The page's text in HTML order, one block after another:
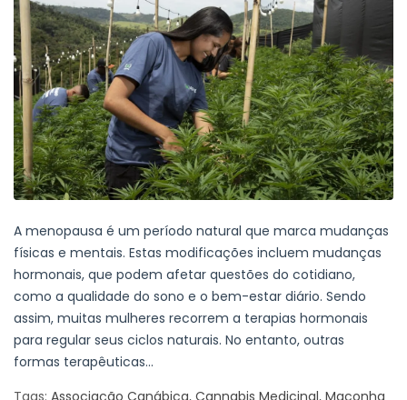
A menopausa é um período natural que marca mudanças
físicas e mentais. Estas modificações incluem mudanças
hormonais, que podem afetar questões do cotidiano,
como a qualidade do sono e o bem-estar diário. Sendo
assim, muitas mulheres recorrem a terapias hormonais
para regular seus ciclos naturais. No entanto, outras
formas terapêuticas...